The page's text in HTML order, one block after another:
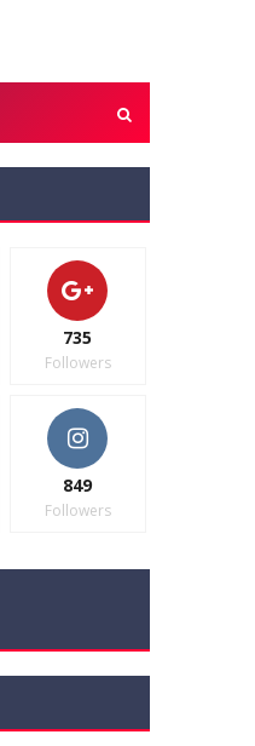
735
Followers
849
Followers